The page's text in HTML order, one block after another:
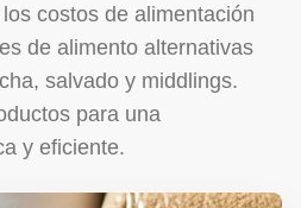
costos de alimentación
de alimento alternativas
salvado y middlings.
para una
y eficiente.